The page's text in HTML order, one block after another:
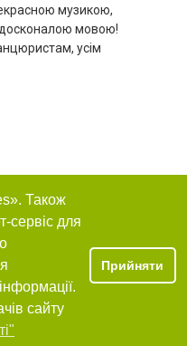
музикою,
мовою!
усім
Також
сервіс для
сайту
Прийняти